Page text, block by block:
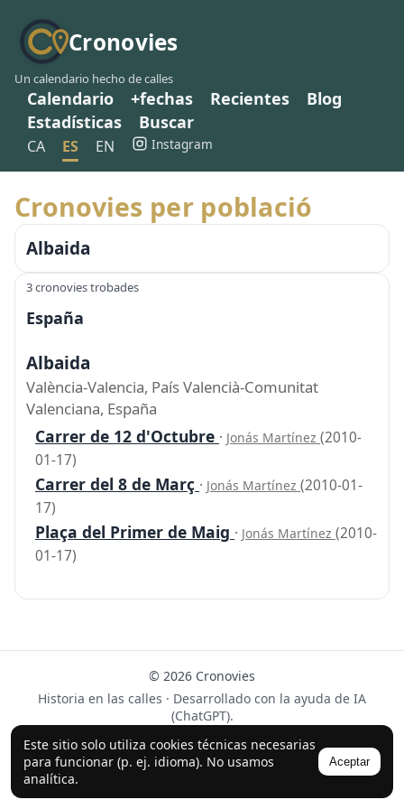
Cronovies
Un calendario hecho de calles
Calendario +fechas Recientes
Blog
Estadísticas
Buscar
CA ES EN Instagram
Este sitio solo utiliza cookies técnicas necesarias
para funcionar (p. ej. idioma). No usamos
analítica.
Aceptar
Cronovies per població
Albaida
3 cronovies trobades
España
Albaida
València-Valencia, País Valencià-Comunitat
Valenciana, España
Carrer de 12 d'Octubre · Jonás Martínez (2010-
01-17)
Carrer del 8 de Març · Jonás Martínez (2010-01-
17)
Plaça del Primer de Maig · Jonás Martínez (2010-
01-17)
© 2026 Cronovies
Historia en las calles · Desarrollado con la ayuda de IA
(ChatGPT).
Síguenos en Instagram